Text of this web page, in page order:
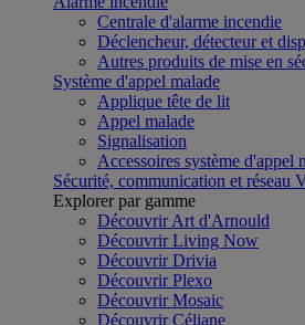
Centrale d'alarme incendie
Déclencheur, détecteur et
Autres produits de mise en
Système d'appel malade
Applique tête de lit
Appel malade
Signalisation
Accessoires système d'appel
Sécurité, communication et réseau
Explorer par gamme
Découvrir Art d'Arnould
Découvrir Living Now
Découvrir Drivia
Découvrir Plexo
Découvrir Mosaic
Découvrir Céliane